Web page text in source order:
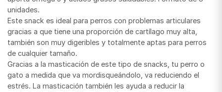
unidades.
Este snack es ideal para perros con problemas articulares
gracias a que tiene una proporción de cartílago muy alta,
también son muy digeribles y totalmente aptas para perros
de cualquier tamaño.
Gracias a la masticación de este tipo de snacks, tu perro o
gato a medida que va mordisqueándolo, va reduciendo el
estrés. La masticación también les ayuda a reducir la